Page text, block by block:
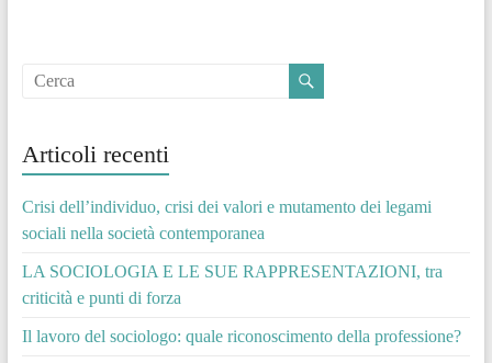
Articoli recenti
Crisi dell’individuo, crisi dei valori e mutamento dei legami
sociali nella società contemporanea
LA SOCIOLOGIA E LE SUE RAPPRESENTAZIONI, tra
criticità e punti di forza
Il lavoro del sociologo: quale riconoscimento della professione?